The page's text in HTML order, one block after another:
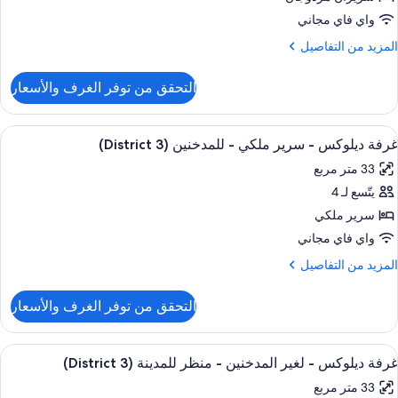
(District-
سريران
مزدوجان
للمدخنين
(District
3)
واي فاي مجاني
المزيد من التفاصيل
المزيد
غرفة
ديلوكس
-
سريران
مزدوجان
للمدخنين
(District
3)
التحقق من توفر الغرف والأسعار
استعراض
جميع
صور
غرفة
ديلوكس
-
سرير
ملكي
للمدخنين
(District
3)
ألحفة محشوة بالريش وأسرّة بطبقة
7
غرفة ديلوكس - سرير ملكي - للمدخنين (District 3)
33 متر مربع
يتّسع لـ 4
سرير ملكي
واي فاي مجاني
المزيد من التفاصيل
المزيد
غرفة
ديلوكس
-
سرير
ملكي
التحقق من توفر الغرف والأسعار
استعراض
جميع
ألحفة محشوة بالريش وأسرّة بطبقة
7
غرفة ديلوكس - لغير المدخنين - منظر للمدينة (District 3)
33 متر مربع